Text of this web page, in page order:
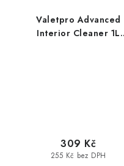
Valetpro Advanced
Interior Cleaner 1L
255 Kč bez DPH
309 Kč